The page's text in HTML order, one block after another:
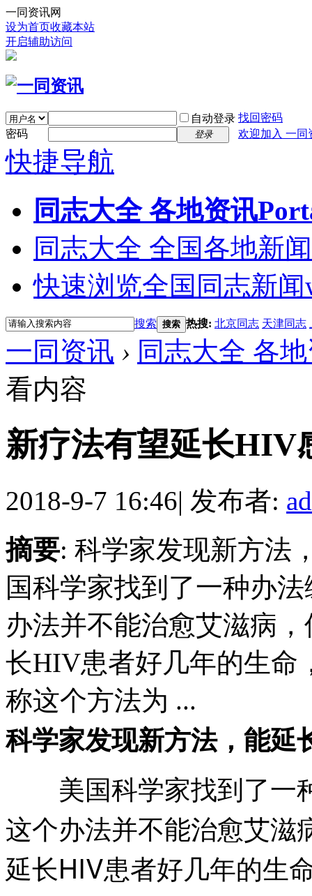
一同资讯网
设为首页收藏本站
开启辅助访问
自动登录 找回密码
密码
登录 欢迎加入 一同
快捷导航
同志大全 各地资讯
同志大全 全国各地新闻
快速浏览全国同志新闻
搜索 搜索 热搜: 北京同志 天津同志
一同资讯 › 同志大全 各
看内容
新疗法有望延长HIV
2018-9-7 16:46| 发布者:
摘要: 科学家发现新方
国科学家找到了一种办
办法并不能治愈艾滋病
长HIV患者好几年的生
称这个方法为 ...
科学家发现新方法，能延
美国科学家找到了一
这个办法并不能治愈艾滋
延长HIV患者好几年的生